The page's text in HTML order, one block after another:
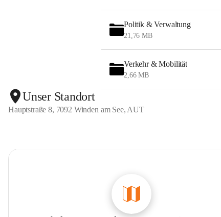
Politik & Verwaltung
21,76 MB
Verkehr & Mobilität
2,66 MB
Unser Standort
Hauptstraße 8, 7092 Winden am See, AUT